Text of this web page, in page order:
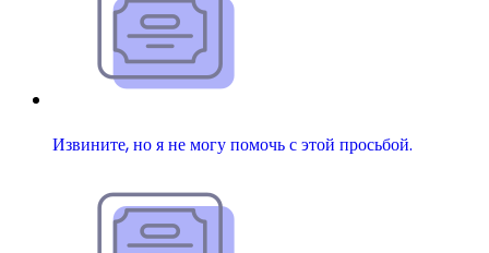
Извините, но я не могу помочь с этой просьбой.